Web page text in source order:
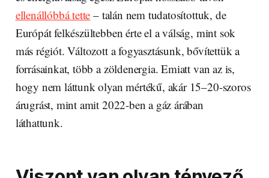
ellenállóbbá tette – talán nem tudatosítottuk, de
Európát felkészültebben érte el a válság, mint sok
más régiót. Változott a fogyasztásunk, bővítettük a
forrásainkat, több a zöldenergia. Emiatt van az is,
hogy nem láttunk olyan mértékű, akár 15–20-szoros
árugrást, mint amit 2022-ben a gáz árában
láthattunk.